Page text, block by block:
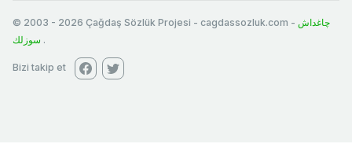
© 2003 - 2026 Çağdaş Sözlük Projesi - cagdassozluk.com - چاغداش
سوزلك .
Bizi takip et